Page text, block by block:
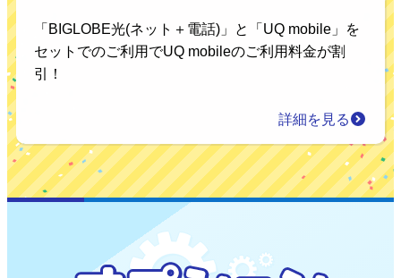
「BIGLOBE光(ネット＋電話)」と「UQ mobile」を
セットでのご利用でUQ mobileのご利用料金が割
引！
詳細を見る